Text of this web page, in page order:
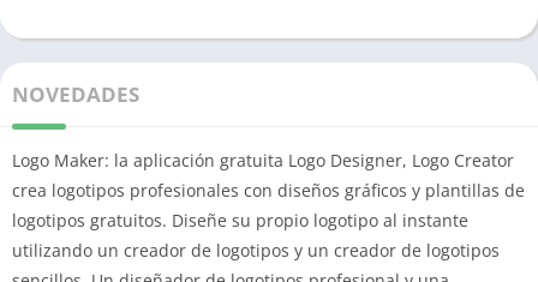
NOVEDADES
Logo Maker: la aplicación gratuita Logo Designer, Logo Creator
crea logotipos profesionales con diseños gráficos y plantillas de
logotipos gratuitos. Diseñe su propio logotipo al instante
utilizando un creador de logotipos y un creador de logotipos